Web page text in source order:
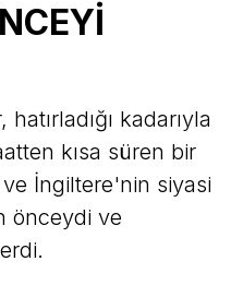
kadarıyla
kısa süren bir
İngiltere'nin siyasi
önceydi ve